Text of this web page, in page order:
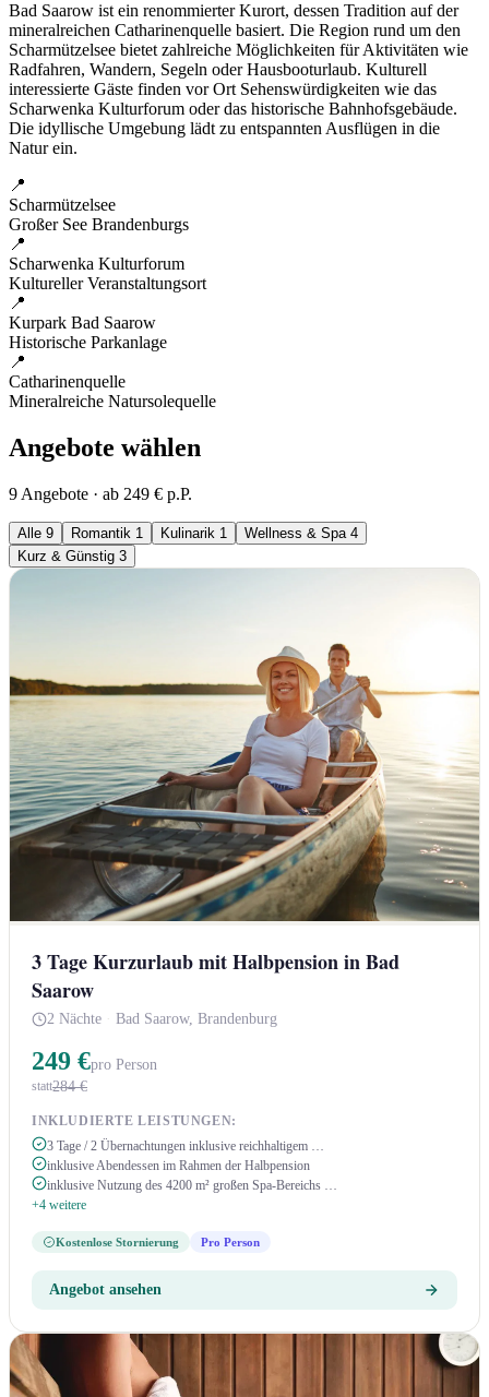
Bad Saarow ist ein renommierter Kurort, dessen Tradition auf der
mineralreichen Catharinenquelle basiert. Die Region rund um den
Scharmützelsee bietet zahlreiche Möglichkeiten für Aktivitäten wie
Radfahren, Wandern, Segeln oder Hausbooturlaub. Kulturell
interessierte Gäste finden vor Ort Sehenswürdigkeiten wie das
Scharwenka Kulturforum oder das historische Bahnhofsgebäude.
Die idyllische Umgebung lädt zu entspannten Ausflügen in die
Natur ein.
📍
Scharmützelsee
Großer See Brandenburgs
📍
Scharwenka Kulturforum
Kultureller Veranstaltungsort
📍
Kurpark Bad Saarow
Historische Parkanlage
📍
Catharinenquelle
Mineralreiche Natursolequelle
Angebote wählen
9 Angebote · ab 249 € p.P.
Alle 9 Romantik 1 Kulinarik 1 Wellness & Spa 4
Kurz & Günstig 3
3 Tage Kurzurlaub mit Halbpension in Bad
Saarow
2 Nächte · Bad Saarow, Brandenburg
249 €pro Person
statt284 €
INKLUDIERTE LEISTUNGEN:
3 Tage / 2 Übernachtungen inklusive reichhaltigem …
inklusive Abendessen im Rahmen der Halbpension
inklusive Nutzung des 4200 m² großen Spa-Bereichs …
+4 weitere
Kostenlose Stornierung Pro Person
Angebot ansehen